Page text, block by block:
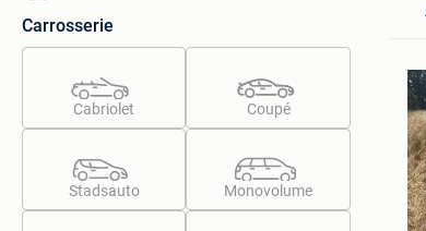
Carrosserie
Cabriolet Coupé
Stadsauto Monovolume